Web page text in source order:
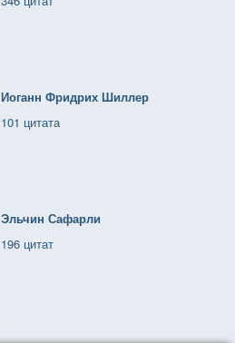
Иоганн Фридрих Шиллер
101 цитата
Эльчин Сафарли
196 цитат